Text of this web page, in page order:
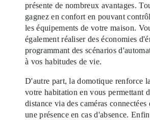
présente de nombreux avantages.
gagnez en confort en pouvant
les équipements de votre maison.
également réaliser des économies
programmant des scénarios
à vos habitudes de vie.
D'autre part, la domotique renforce
votre habitation en vous permettant
distance via des caméras connectées
une présence en cas d'absence.